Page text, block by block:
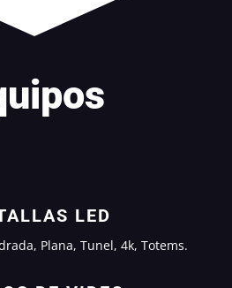
LED
Plana, Tunel, 4k, Totems.